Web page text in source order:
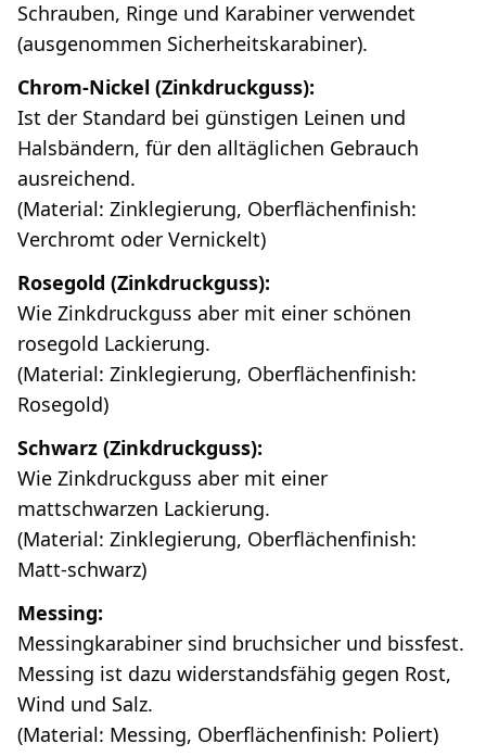
Schrauben, Ringe und Karabiner verwendet
(ausgenommen Sicherheitskarabiner).
Chrom-Nickel (Zinkdruckguss):
Ist der Standard bei günstigen Leinen und
Halsbändern, für den alltäglichen Gebrauch
ausreichend.
(Material: Zinklegierung, Oberflächenfinish:
Verchromt oder Vernickelt)
Rosegold (Zinkdruckguss):
Wie Zinkdruckguss aber mit einer schönen
rosegold Lackierung.
(Material: Zinklegierung, Oberflächenfinish:
Rosegold)
Schwarz (Zinkdruckguss):
Wie Zinkdruckguss aber mit einer
mattschwarzen Lackierung.
(Material: Zinklegierung, Oberflächenfinish:
Matt-schwarz)
Messing:
Messingkarabiner sind bruchsicher und bissfest.
Messing ist dazu widerstandsfähig gegen Rost,
Wind und Salz.
(Material: Messing, Oberflächenfinish: Poliert)